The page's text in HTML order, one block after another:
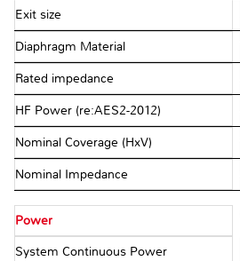
Exit size
Diaphragm Material
Rated impedance
HF Power (re:AES2-2012)
Nominal Coverage (HxV)
Nominal Impedance
Power
System Continuous Power